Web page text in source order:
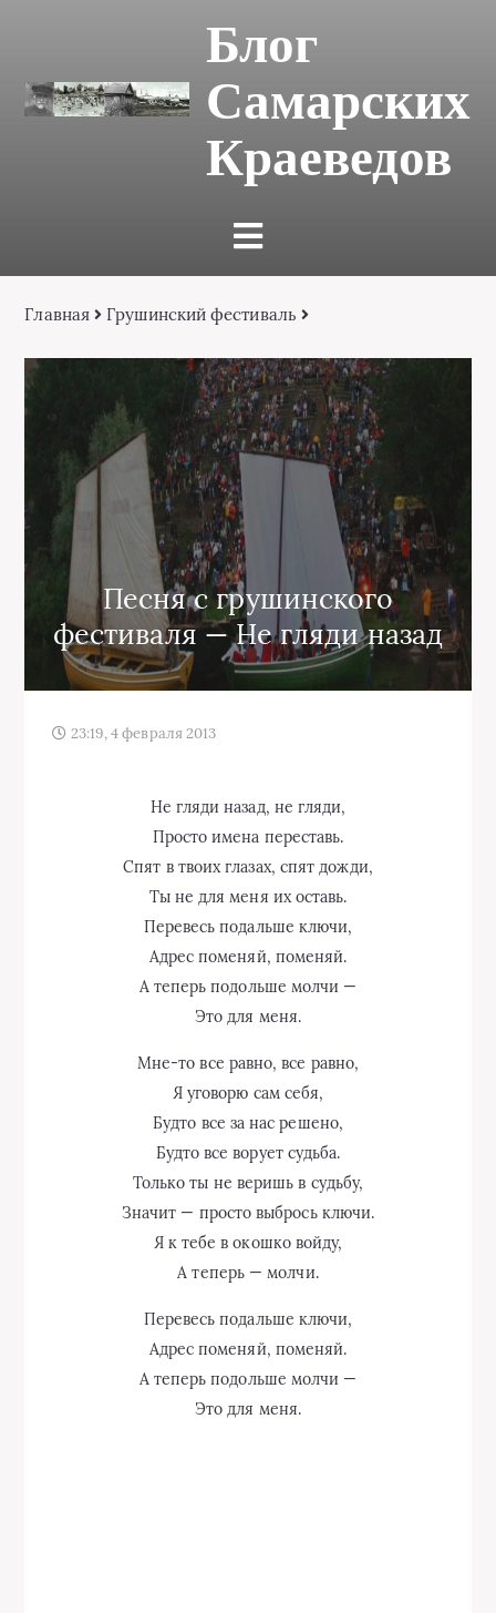
Блог
Самарских
Краеведов
Главная Грушинский фестиваль
Песня с грушинского
фестиваля — Не гляди назад
23:19, 4 февраля 2013
Не гляди назад, не гляди,
Просто имена переставь.
Спят в твоих глазах, спят дожди,
Ты не для меня их оставь.
Перевесь подальше ключи,
Адрес поменяй, поменяй.
А теперь подольше молчи —
Это для меня.
Мне-то все равно, все равно,
Я уговорю сам себя,
Будто все за нас решено,
Будто все ворует судьба.
Только ты не веришь в судьбу,
Значит — просто выбрось ключи.
Я к тебе в окошко войду,
А теперь — молчи.
Перевесь подальше ключи,
Адрес поменяй, поменяй.
А теперь подольше молчи —
Это для меня.